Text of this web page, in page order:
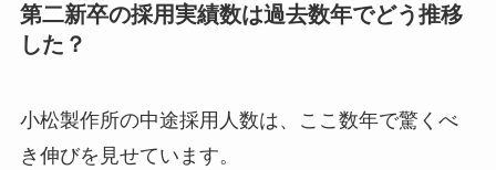
第二新卒の採用実績数は過去数年でどう推移
した？
小松製作所の中途採用人数は、ここ数年で驚くべ
き伸びを見せています。